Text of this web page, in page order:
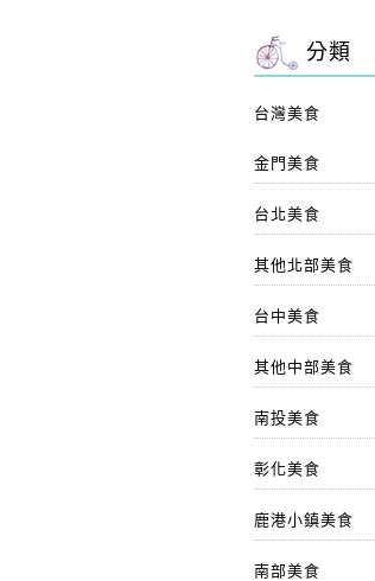
分類
台灣美食
金門美食
台北美食
其他北部美食
台中美食
其他中部美食
南投美食
彰化美食
鹿港小鎮美食
南部美食